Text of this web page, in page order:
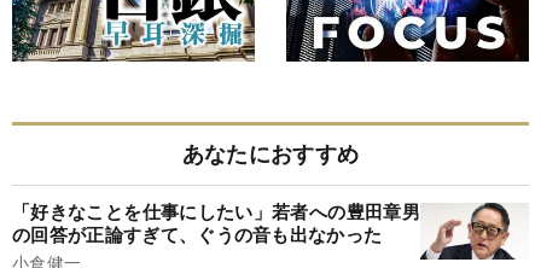
あなたにおすすめ
「好きなことを仕事にしたい」若者への豊田章男
の回答が正論すぎて、ぐうの音も出なかった
小倉健一